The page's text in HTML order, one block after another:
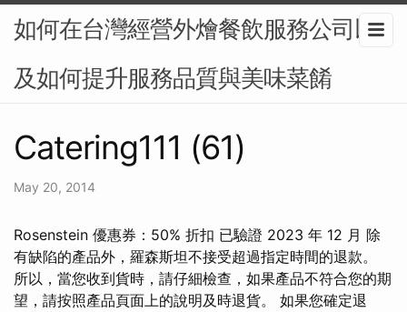
如何在台灣經營外燴餐飲服務公司以
及如何提升服務品質與美味菜餚
Catering111 (61)
May 20, 2014
Rosenstein 優惠券：50% 折扣 已驗證 2023 年 12 月 除
有缺陷的產品外，羅森斯坦不接受超過指定時間的退款。
所以，當您收到貨時，請仔細檢查，如果產品不符合您的期
望，請按照產品頁面上的說明及時退貨。 如果您確定退